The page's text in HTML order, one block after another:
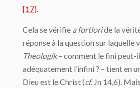
[17]
Cela se vérifie a fortioride la
réponse à la question sur laquelle
Theologik– comment le fini peut-
adéquatement l’infini ? – tient en
Dieu est le Christ (cf. Jn 14,6).